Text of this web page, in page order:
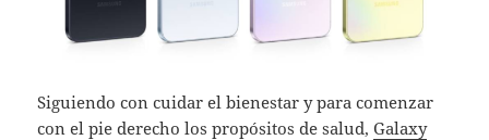
Siguiendo con cuidar el bienestar y para comenzar
con el pie derecho los propósitos de salud,Galaxy